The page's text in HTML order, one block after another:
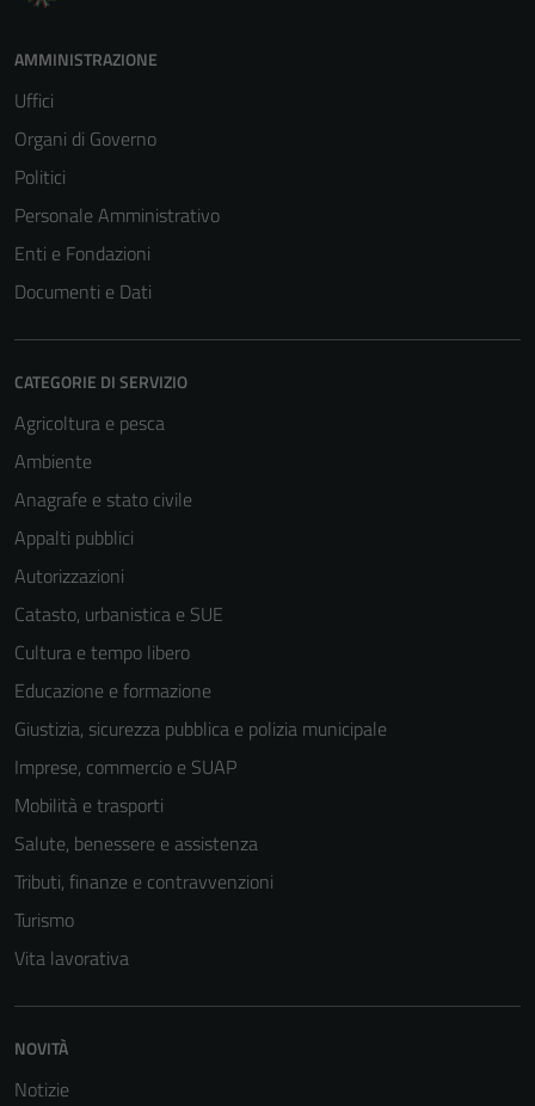
AMMINISTRAZIONE
Uffici
Organi di Governo
Politici
Personale Amministrativo
Enti e Fondazioni
Documenti e Dati
CATEGORIE DI SERVIZIO
Agricoltura e pesca
Ambiente
Anagrafe e stato civile
Appalti pubblici
Autorizzazioni
Catasto, urbanistica e SUE
Cultura e tempo libero
Educazione e formazione
Giustizia, sicurezza pubblica e polizia municipale
Imprese, commercio e SUAP
Mobilità e trasporti
Salute, benessere e assistenza
Tributi, finanze e contravvenzioni
Turismo
Vita lavorativa
NOVITÀ
Notizie
sono necessari